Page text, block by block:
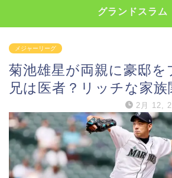
グランドスラム
メジャーリーグ
菊池雄星が両親に豪邸を
兄は医者？リッチな家族
2月 12,